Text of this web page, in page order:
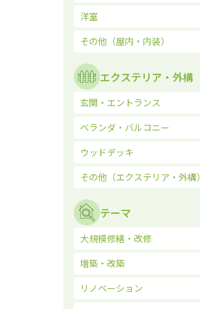
洋室
その他（屋内・内装）
エクステリア・外構
玄関・エントランス
ベランダ・バルコニー
ウッドデッキ
その他（エクステリア・外構）
テーマ
大規模修繕・改修
増築・改築
リノベーション